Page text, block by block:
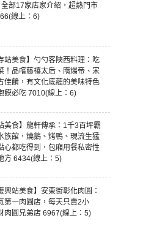
部17家店家介紹，超熱門市
線上：6)
站美食】勺勺客陜西料理：吃
！品嚐慈禧太后、隋煬帝、宋
佳餚，有文化底蘊的美味特色
饃必吃 7010(線上：6)
美食】龍軒傳承：1千3百坪霸
族館，燒鵝、烤鴨、現流生猛
心都吃得到，包廂用餐私密性
方 6434(線上：5)
興站美食】安東街彰化肉圓：
第一肉圓店，每天只賣2小
肉圓兄弟店 6967(線上：5)